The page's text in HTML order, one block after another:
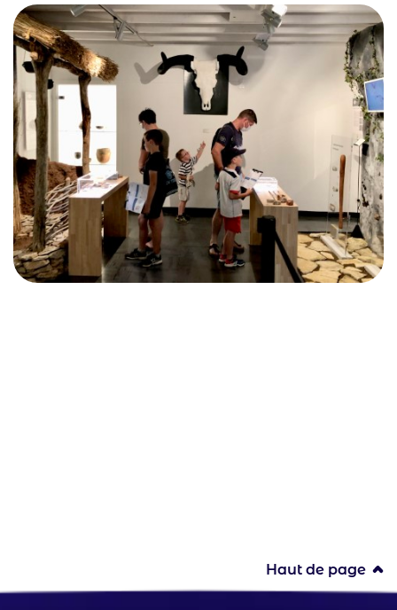
Haut de page